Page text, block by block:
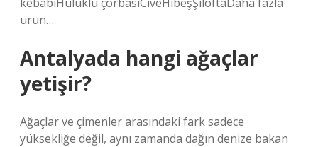
ürün…
Antalyada hangi ağaçlar
yetişir?
Ağaçlar ve çimenler arasındaki fark sadece
yüksekliğe değil, aynı zamanda dağın denize bakan